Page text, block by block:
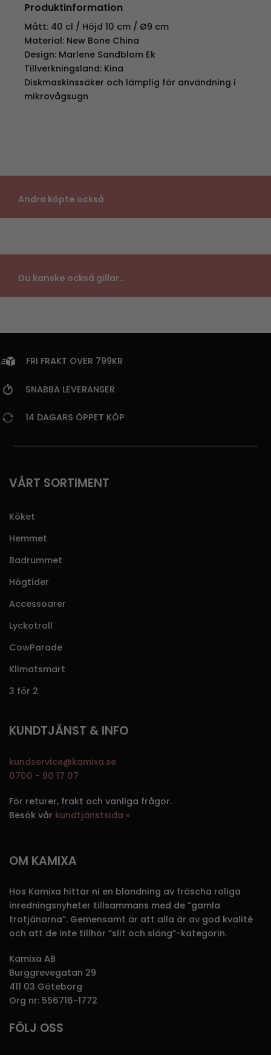
Produktinformation
Mått: 40 cl / Höjd 10 cm / Ø9 cm
Material: New Bone China
Design: Marlene Sandblom Ek
Tillverkningsland: Kina
Diskmaskinssäker och lämplig för användning i
mikrovågsugn
Andra köpte också
Du kanske också gillar..
FRI FRAKT ÖVER 799KR
SNABBA LEVERANSER
14 DAGARS ÖPPET KÖP
VÅRT SORTIMENT
Köket
Hemmet
Badrummet
Högtider
Accessoarer
Lyckotroll
CowParade
Klimatsmart
3 för 2
KUNDTJÄNST & INFO
kundservice@kamixa.se
0700 - 90 17 07
För returer, frakt och vanliga frågor.
Besök vår kundtjänstsida »
OM KAMIXA
Hos Kamixa hittar ni en blandning av fräscha roliga
inredningsnyheter tillsammans med de ”gamla
trotjänarna”. Gemensamt är att alla är av god kvalité
och att de inte tillhör ”slit och släng”-kategorin.
Kamixa AB
Burggrevegatan 29
411 03 Göteborg
Org nr: 556716-1772
FÖLJ OSS